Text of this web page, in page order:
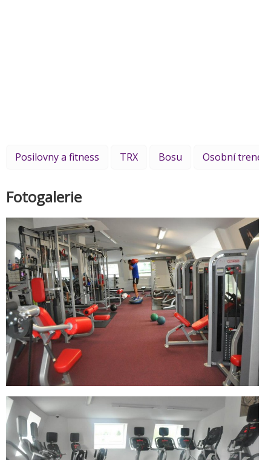
Posilovny a fitness TRX Bosu Osobní trenér
Fotogalerie